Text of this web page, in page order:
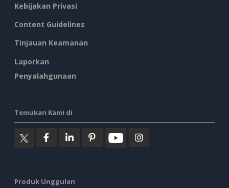
Kebijakan Privasi
Content Guidelines
Tinjauan Keamanan
Laporkan
Penyalahgunaan
Temukan Kami di
Produk Unggulan